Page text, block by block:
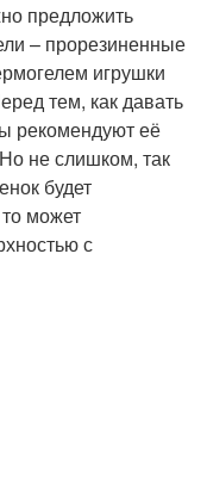
предложить
– прорезиненные
игрушки
тем, как давать
рекомендуют её
не слишком, так
будет
может
с